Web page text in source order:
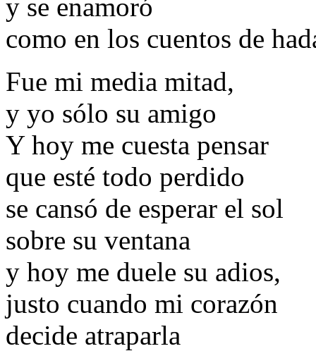
y se enamoró
como en los cuentos de
Fue mi media mitad,
y yo sólo su amigo
Y hoy me cuesta pensar
que esté todo perdido
se cansó de esperar el sol
sobre su ventana
y hoy me duele su adios,
justo cuando mi corazón
decide atraparla